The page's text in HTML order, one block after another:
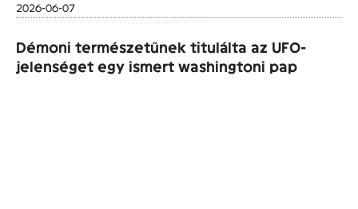
2026-06-07
Démoni természetűnek titulálta az UFO-
jelenséget egy ismert washingtoni pap